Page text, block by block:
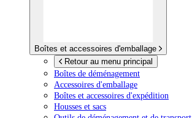
Boîtes et accessoires d'emballage
Retour au menu principal
Boîtes de déménagement
Accessoires d'emballage
Boîtes et accessoires d'expédition
Housses et sacs